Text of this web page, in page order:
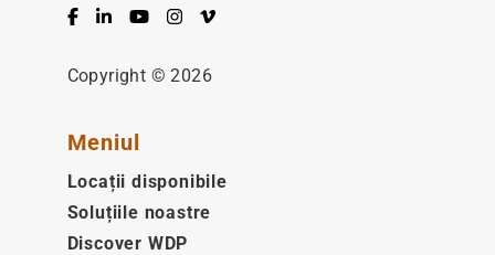
Facebook
LinkedInYouTubeInstagram
Vimeo
Copyright © 2026
Meniul
Locații disponibile
Soluțiile noastre
Discover WDP